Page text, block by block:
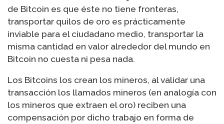
de Bitcoin es que éste no tiene fronteras,
transportar quilos de oro es prácticamente
inviable para el ciudadano medio, transportar la
misma cantidad en valor alrededor del mundo en
Bitcoin no cuesta ni pesa nada.
Los Bitcoins los crean los mineros, al validar una
transacción los llamados mineros (en analogía con
los mineros que extraen el oro) reciben una
compensación por dicho trabajo en forma de